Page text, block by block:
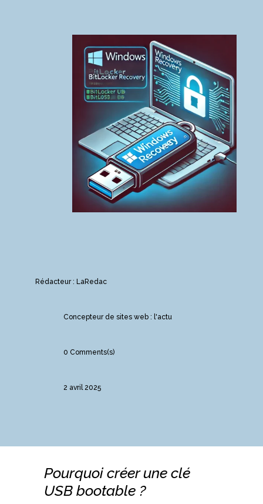
Rédacteur : LaRedac
Concepteur de sites web : l'actu
0 Comments(s)
2 avril 2025
Pourquoi créer une clé
USB bootable ?